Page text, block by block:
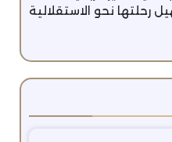
رحلتها نحو الاستقلالية